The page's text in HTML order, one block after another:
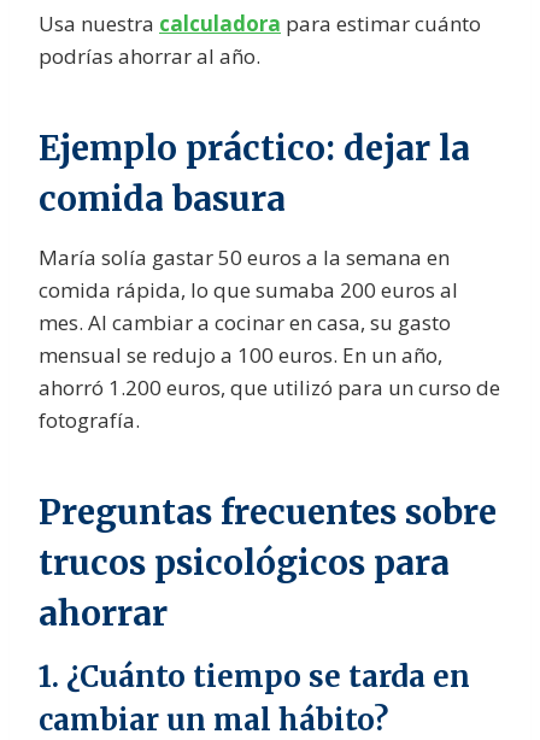
Usa nuestra calculadora para estimar cuánto
podrías ahorrar al año.
Ejemplo práctico: dejar la
comida basura
María solía gastar 50 euros a la semana en
comida rápida, lo que sumaba 200 euros al
mes. Al cambiar a cocinar en casa, su gasto
mensual se redujo a 100 euros. En un año,
ahorró 1.200 euros, que utilizó para un curso de
fotografía.
Preguntas frecuentes sobre
trucos psicológicos para
ahorrar
1. ¿Cuánto tiempo se tarda en
cambiar un mal hábito?